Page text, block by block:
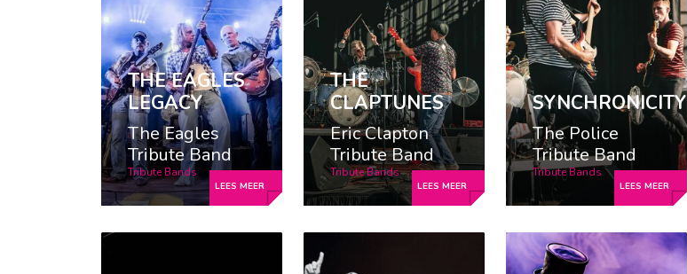
THE EAGLES
LEGACY
The Eagles
Tribute Band
Tribute Bands
THE
CLAPTUNES
Eric Clapton
Tribute Band
Tribute Bands
SYNCHRONICITY
The Police
Tribute Band
Tribute Bands